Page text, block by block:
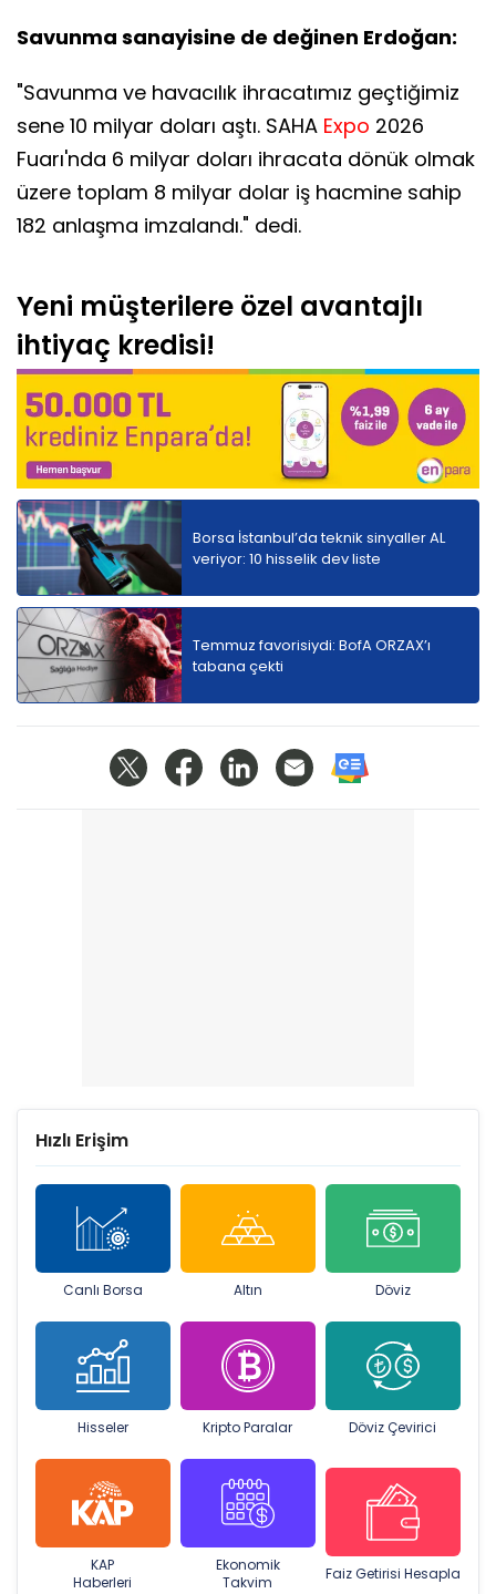
Savunma sanayisine de değinen Erdoğan:
"Savunma ve havacılık ihracatımız geçtiğimiz
sene 10 milyar doları aştı. SAHA Expo 2026
Fuarı'nda 6 milyar doları ihracata dönük olmak
üzere toplam 8 milyar dolar iş hacmine sahip
182 anlaşma imzalandı." dedi.
Yeni müşterilere özel avantajlı
ihtiyaç kredisi!
Borsa İstanbul’da teknik sinyaller AL
veriyor: 10 hisselik dev liste
Temmuz favorisiydi: BofA ORZAX’ı
tabana çekti
Hızlı Erişim
Canlı Borsa Altın Döviz
Hisseler Kripto Paralar Döviz Çevirici
KAP
Haberleri
Ekonomik
Takvim
Faiz Getirisi Hesapla